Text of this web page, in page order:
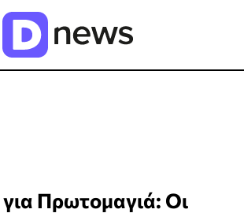
Πρωτομαγιά: Οι